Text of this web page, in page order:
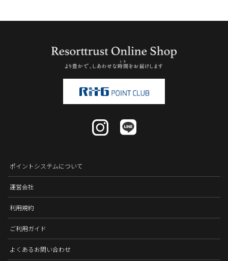
ポイントシステムについて
運営会社
利用規約
ご利用ガイド
よくあるお問い合わせ